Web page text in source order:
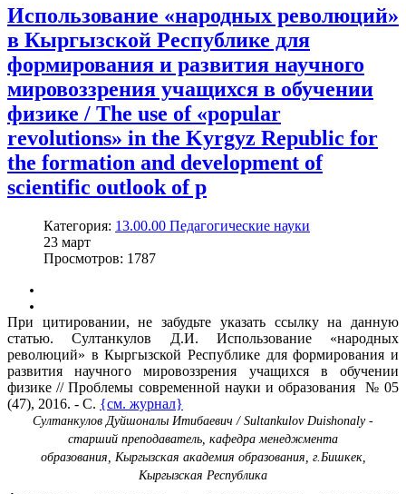
Использование «народных революций»
в Кыргызской Республике для
формирования и развития научного
мировоззрения учащихся в обучении
физике / The use of «popular
revolutions» in the Kyrgyz Republic for
the formation and development of
scientific outlook of p
Категория: 13.00.00 Педагогические науки
23 март
Просмотров: 1787
При цитировании, не забудьте указать ссылку на данную
статью. Султанкулов Д.И. Использование «народных
революций» в Кыргызской Республике для формирования и
развития научного мировоззрения учащихся в обучении
физике // Проблемы современной науки и образования № 05
(47), 2016. - С. {см. журнал}
Султанкулов Дуйшоналы Итибаевич / Sultankulov Duishonaly -
старший преподаватель, кафедра менеджмента
образования, Кыргызская академия образования, г.Бишкек,
Кыргызская Республика